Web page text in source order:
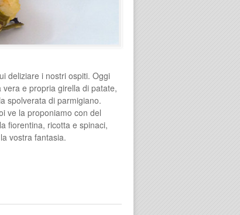
deliziare i nostri ospiti. Oggi
e propria girella di patate,
spolverata di parmigiano.
ve la proponiamo con del
fiorentina, ricotta e spinaci,
vostra fantasia.